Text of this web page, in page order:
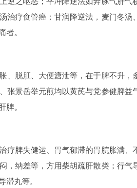
治疗食管癌；甘润降逆法，麦门冬汤
者。
、脱肛、大便溏泄等，在于脾不升，
张景岳举元煎均以黄芪与党参健脾益
脾。
疗脾失健运、胃气郁滞的胃脘胀满、
，纳差等，方用柴胡疏肝散类；行气
滞丸等。